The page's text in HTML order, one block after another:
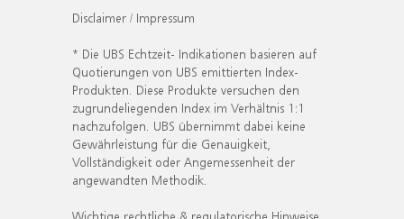
Disclaimer / Impressum
* Die UBS Echtzeit- Indikationen basieren auf
Quotierungen von UBS emittierten Index-
Produkten. Diese Produkte versuchen den
zugrundeliegenden Index im Verhältnis 1:1
nachzufolgen. UBS übernimmt dabei keine
Gewährleistung für die Genauigkeit,
Vollständigkeit oder Angemessenheit der
angewandten Methodik.